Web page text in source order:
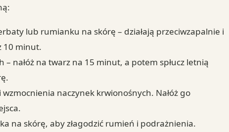
lub rumianku na skórę – działają przeciwzapalnie i
10 minut.
– nałóż na twarz na 15 minut, a potem spłucz letnią
naczynek krwionośnych. Nałóż go
na skórę, aby złagodzić rumień i podrażnienia.